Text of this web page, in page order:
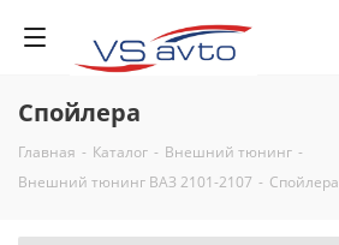
Спойлера
Главная - Каталог - Внешний тюнинг -
Внешний тюнинг ВАЗ 2101-2107 - Спойлера